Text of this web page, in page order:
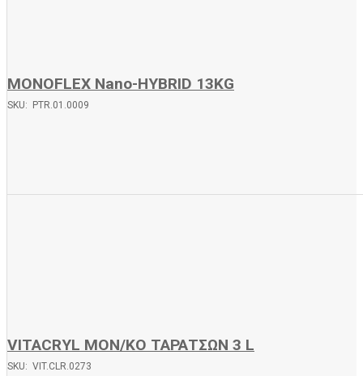
MONOFLEX Nano-HYBRID 13KG
SKU: PTR.01.0009
VITACRYL ΜΟΝ/ΚΟ ΤΑΡΑΤΣΩΝ 3 L
SKU: VIT.CLR.0273